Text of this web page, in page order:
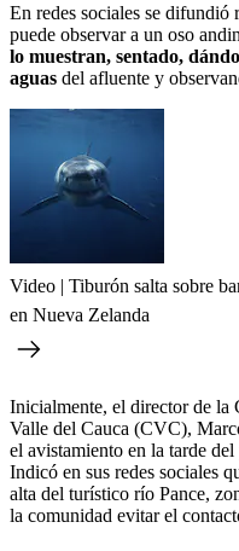
En redes sociales se difundió
puede observar a un oso
lo muestran, sentado,
aguas del afluente y
Video | Tiburón salta sobre
en Nueva Zelanda
Inicialmente, el director de la
Valle del Cauca (CVC),
el avistamiento en la tarde
Indicó en sus redes sociales
alta del turístico río Pance,
la comunidad evitar el